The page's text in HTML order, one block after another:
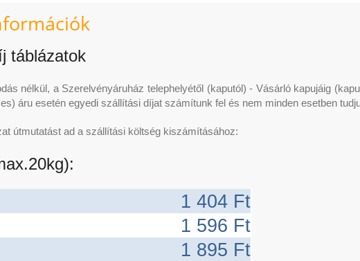
táblázatok
nélkül, a Szerelvényáruház telephelyétől (kaputól) - Vásárló kapujáig
áru esetén egyedi szállítási díjat számítunk fel és nem minden esetben
útmutatást ad a szállítási költség kiszámításához:
1 404 Ft
1 596 Ft
1 895 Ft